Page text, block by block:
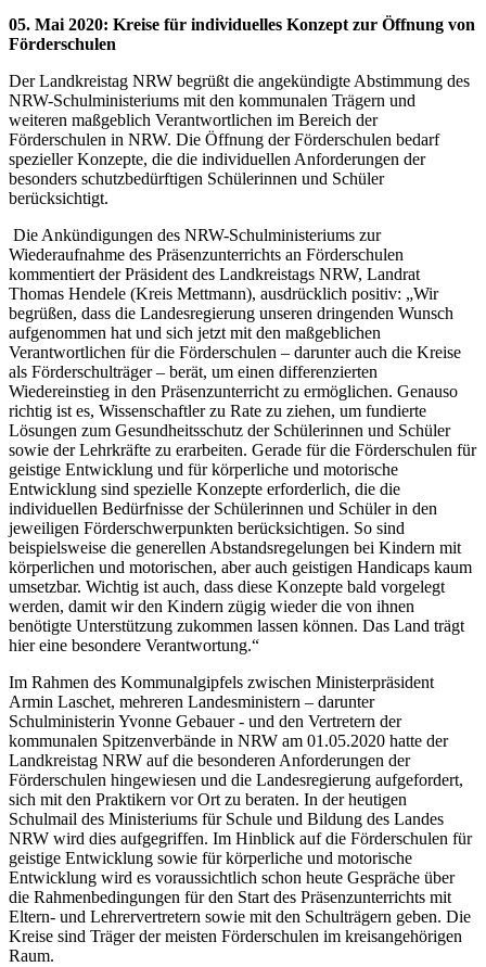
05. Mai 2020: Kreise für individuelles Konzept zur Öffnung von
Förderschulen
Der Landkreistag NRW begrüßt die angekündigte Abstimmung des
NRW-Schulministeriums mit den kommunalen Trägern und
weiteren maßgeblich Verantwortlichen im Bereich der
Förderschulen in NRW. Die Öffnung der Förderschulen bedarf
spezieller Konzepte, die die individuellen Anforderungen der
besonders schutzbedürftigen Schülerinnen und Schüler
berücksichtigt.
Die Ankündigungen des NRW-Schulministeriums zur
Wiederaufnahme des Präsenzunterrichts an Förderschulen
kommentiert der Präsident des Landkreistags NRW, Landrat
Thomas Hendele (Kreis Mettmann), ausdrücklich positiv: „Wir
begrüßen, dass die Landesregierung unseren dringenden Wunsch
aufgenommen hat und sich jetzt mit den maßgeblichen
Verantwortlichen für die Förderschulen – darunter auch die Kreise
als Förderschulträger – berät, um einen differenzierten
Wiedereinstieg in den Präsenzunterricht zu ermöglichen. Genauso
richtig ist es, Wissenschaftler zu Rate zu ziehen, um fundierte
Lösungen zum Gesundheitsschutz der Schülerinnen und Schüler
sowie der Lehrkräfte zu erarbeiten. Gerade für die Förderschulen für
geistige Entwicklung und für körperliche und motorische
Entwicklung sind spezielle Konzepte erforderlich, die die
individuellen Bedürfnisse der Schülerinnen und Schüler in den
jeweiligen Förderschwerpunkten berücksichtigen. So sind
beispielsweise die generellen Abstandsregelungen bei Kindern mit
körperlichen und motorischen, aber auch geistigen Handicaps kaum
umsetzbar. Wichtig ist auch, dass diese Konzepte bald vorgelegt
werden, damit wir den Kindern zügig wieder die von ihnen
benötigte Unterstützung zukommen lassen können. Das Land trägt
hier eine besondere Verantwortung.“
Im Rahmen des Kommunalgipfels zwischen Ministerpräsident
Armin Laschet, mehreren Landesministern – darunter
Schulministerin Yvonne Gebauer - und den Vertretern der
kommunalen Spitzenverbände in NRW am 01.05.2020 hatte der
Landkreistag NRW auf die besonderen Anforderungen der
Förderschulen hingewiesen und die Landesregierung aufgefordert,
sich mit den Praktikern vor Ort zu beraten. In der heutigen
Schulmail des Ministeriums für Schule und Bildung des Landes
NRW wird dies aufgegriffen. Im Hinblick auf die Förderschulen für
geistige Entwicklung sowie für körperliche und motorische
Entwicklung wird es voraussichtlich schon heute Gespräche über
die Rahmenbedingungen für den Start des Präsenzunterrichts mit
Eltern- und Lehrervertretern sowie mit den Schulträgern geben. Die
Kreise sind Träger der meisten Förderschulen im kreisangehörigen
Raum.